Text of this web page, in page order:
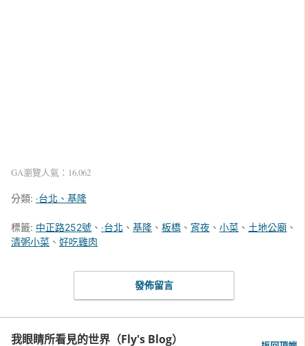
GA瀏覽人氣：16,062
分類: ‧台北、基隆
標籤: 中正路252號 、 ‧台北 、 基隆 、 板橋 、 宵夜 、 小菜 、 土地公廟 、
清粥小菜 、 好吃雞肉
發佈留言
我眼睛所看見的世界（Fly's Blog）